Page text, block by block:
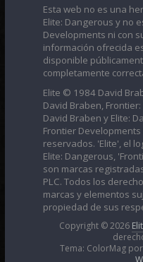
Esta web no es una
Elite: Dangerous y no
Developments ni con
información ofrecida
disponible
completamente
Elite © 1984 David
David Braben,
David Braben y Elite:
Frontier
reservados. 'Elite', el
Elite: Dangerous,
son marcas
PLC. Todos los
marcas y elementos
propiedad de sus
Copyright © 2026
Tema: ColorMag por